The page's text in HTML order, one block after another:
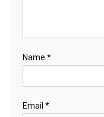
Name *
Email *